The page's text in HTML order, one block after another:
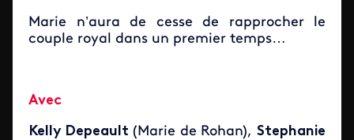
Marie n’aura de cesse de rapprocher le
couple royal dans un premier temps…
Avec
Kelly Depeault (Marie de Rohan),Stephanie